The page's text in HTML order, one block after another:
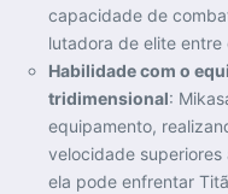
capacidade de
lutadora de elite entre
Habilidade com o
tridimensional:
equipamento,
velocidade superiores
ela pode enfrentar